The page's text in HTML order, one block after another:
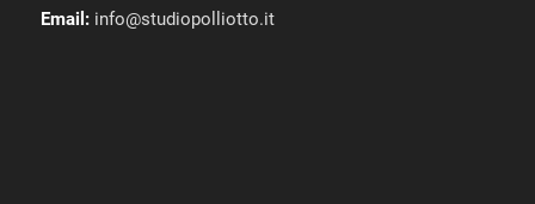
Email: info@studiopolliotto.it